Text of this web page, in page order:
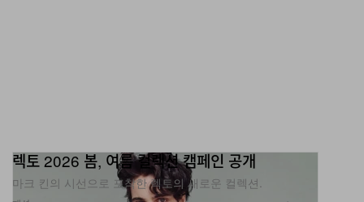
패션
마크 킨의 시선으로 포착한 렉토의 새로운 컬렉션.
Mar 10, 2026